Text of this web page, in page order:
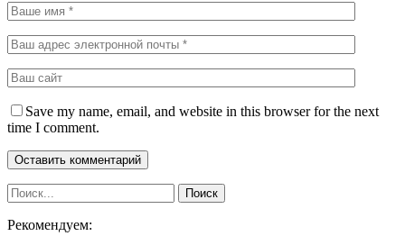
Save my name, email, and website in this browser for the next
time I comment.
Рекомендуем: